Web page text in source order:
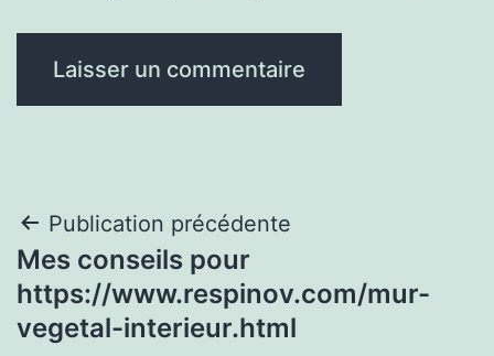
Navigation
de
l’article
Publication précédente
Mes conseils pour
https://www.respinov.com/mur-
vegetal-interieur.html